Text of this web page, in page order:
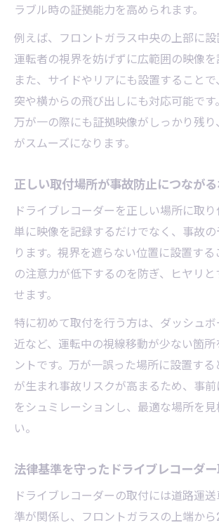
ラブル時の証拠能力を高められます。
例えば、フロントガラス中央の上部に設
運転者の視界を妨げずに広範囲の映像を
また、サイドやリアにも設置すること
突や横からの飛び出しにも対応可能です
万が一の際にも証拠映像がしっかり残
がスムーズになります。
正しい取付場所が事故防止につなが
ドライブレコーダーを正しい場所に取り
単に映像を記録するだけでなく、事故
ります。視界を遮らない位置に設置す
の注意力が低下するのを防ぎ、ヒヤリ
せます。
特に初めて取付を行う方は、ダッシュ
近など、運転中の視線移動が少ない箇
ントです。万が一誤った場所に設置する
が生まれ事故リスクが高まるため、事
をシュミレーションし、最適な場所を
い。
法律基準を守ったドライブレコーダ
ドライブレコーダーの取付には道路運
準が関係し、フロントガラスの上端か